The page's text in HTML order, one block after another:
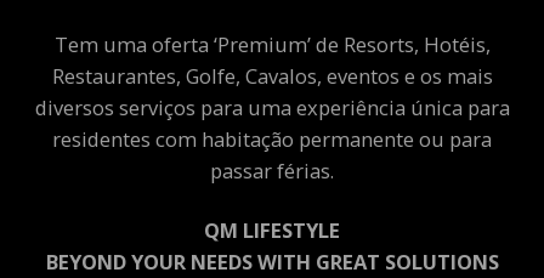
Tem uma oferta ‘Premium’ de Resorts, Hotéis,
Restaurantes, Golfe, Cavalos, eventos e os mais
diversos serviços para uma experiência única para
residentes com habitação permanente ou para
passar férias.
QM LIFESTYLE
BEYOND YOUR NEEDS WITH GREAT SOLUTIONS